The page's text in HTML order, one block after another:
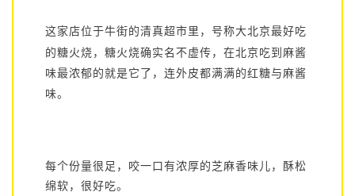
这家店位于牛街的清真超市里，号称大北京最好吃
的糖火烧，糖火烧确实名不虚传，在北京吃到麻酱
味最浓郁的就是它了，连外皮都满满的红糖与麻酱
味。
每个份量很足，咬一口有浓厚的芝麻香味儿，酥松
绵软，很好吃。